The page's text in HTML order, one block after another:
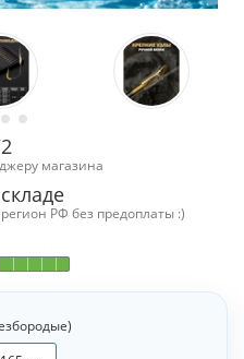
магазина
РФ без предоплаты :)